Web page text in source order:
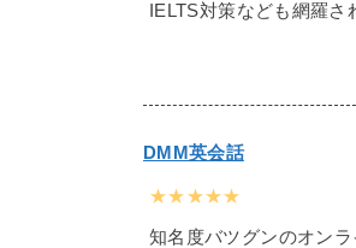
IELTS対策なども網羅さ
DMM英会話
★★★★★
知名度バツグンのオン